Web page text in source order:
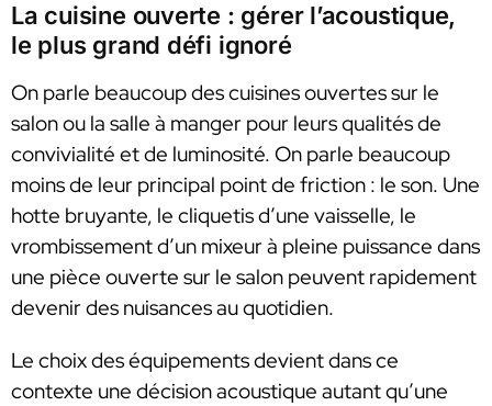
La cuisine ouverte : gérer l’acoustique,
le plus grand défi ignoré
On parle beaucoup des cuisines ouvertes sur le
salon ou la salle à manger pour leurs qualités de
convivialité et de luminosité. On parle beaucoup
moins de leur principal point de friction : le son. Une
hotte bruyante, le cliquetis d’une vaisselle, le
vrombissement d’un mixeur à pleine puissance dans
une pièce ouverte sur le salon peuvent rapidement
devenir des nuisances au quotidien.
Le choix des équipements devient dans ce
contexte une décision acoustique autant qu’une